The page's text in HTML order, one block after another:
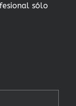
sólo